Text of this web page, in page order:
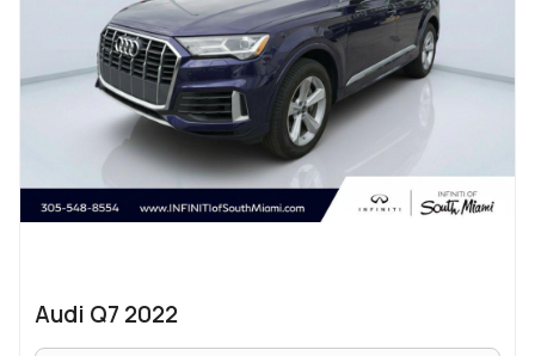
Audi Q7 2022